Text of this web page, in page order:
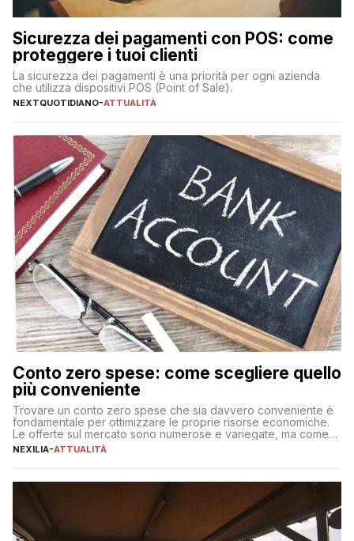
Sicurezza dei pagamenti con POS: come
proteggere i tuoi clienti
La sicurezza dei pagamenti è una priorità per ogni azienda
che utilizza dispositivi POS (Point of Sale).
NEXTQUOTIDIANO-ATTUALITÀ
Conto zero spese: come scegliere quello
più conveniente
Trovare un conto zero spese che sia davvero conveniente è
fondamentale per ottimizzare le proprie risorse economiche.
Le offerte sul mercato sono numerose e variegate, ma come
individuare quella più adatta alle proprie esigenze senza
sul […]
NEXILIA-ATTUALITÀ